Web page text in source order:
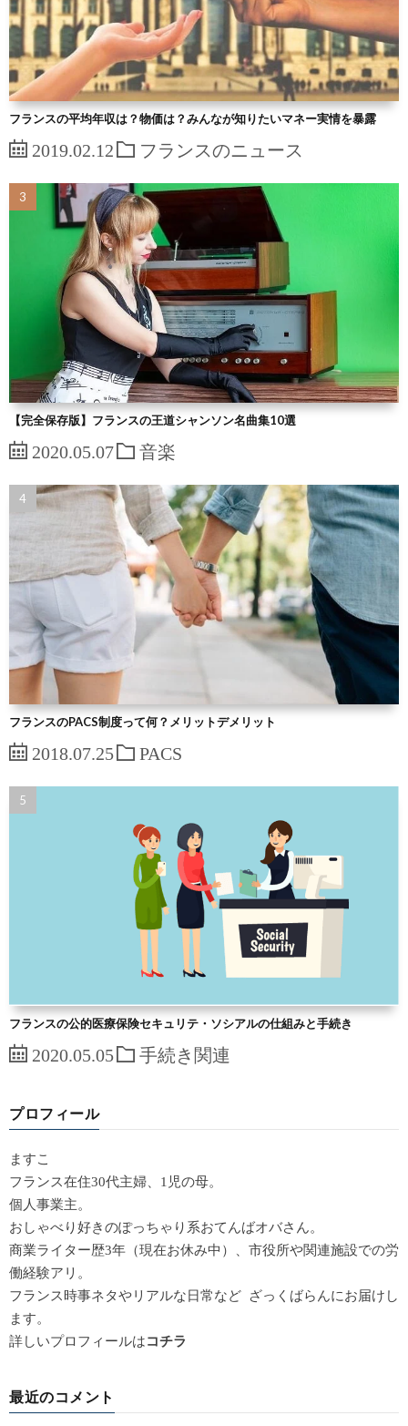
フランスの平均年収は？物価は？みんなが知りたいマネー実情を暴露
2019.02.12 フランスのニュース
【完全保存版】フランスの王道シャンソン名曲集10選
2020.05.07 音楽
フランスのPACS制度って何？メリットデメリット
2018.07.25 PACS
フランスの公的医療保険セキュリテ・ソシアルの仕組みと手続き
2020.05.05 手続き関連
プロフィール
ますこ
フランス在住30代主婦、1児の母。
個人事業主。
おしゃべり好きのぽっちゃり系おてんばオバさん。
商業ライター歴3年（現在お休み中）、市役所や関連施設での労
働経験アリ。
フランス時事ネタやリアルな日常など ざっくばらんにお届けし
ます。
詳しいプロフィールはコチラ
最近のコメント